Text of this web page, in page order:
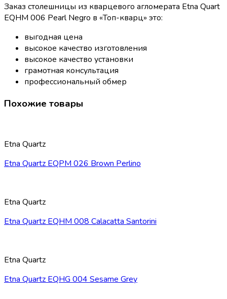
Заказ столешницы из кварцевого агломерата Etna Quart
EQHM 006 Pearl Negro в «Топ-кварц» это:
выгодная цена
высокое качество изготовления
высокое качество установки
грамотная консультация
профессиональный обмер
Похожие товары
Etna Quartz
Etna Quartz EQPM 026 Brown Perlino
Etna Quartz
Etna Quartz EQHM 008 Calacatta Santorini
Etna Quartz
Etna Quartz EQHG 004 Sesame Grey